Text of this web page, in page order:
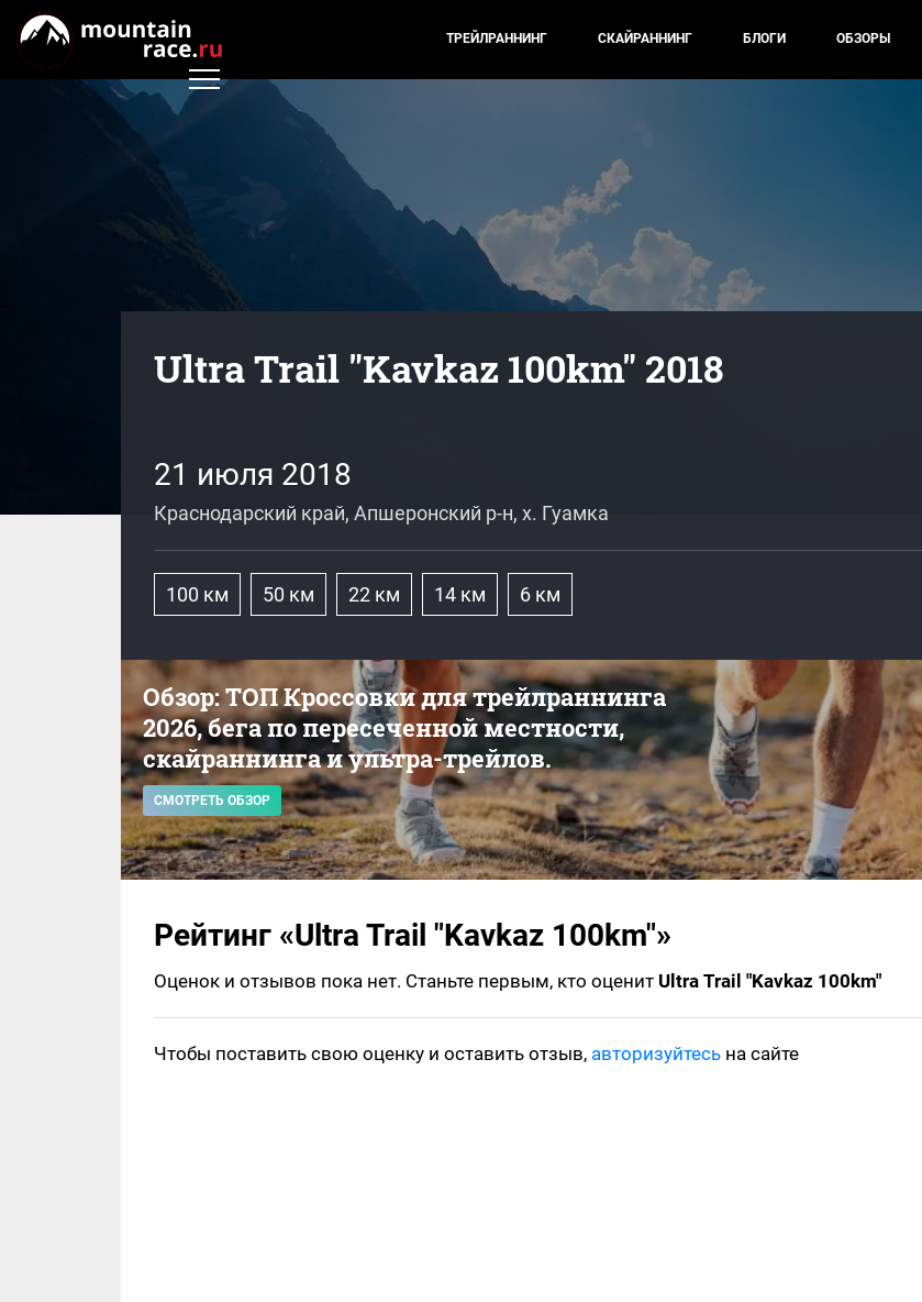
ТРЕЙЛРАННИНГ СКАЙРАННИНГ БЛОГИ ОБЗОРЫ
Ultra Trail "Kavkaz 100km" 2018
21 июля 2018
Краснодарский край, Апшеронский р-н, х. Гуамка
100 км 50 км 22 км 14 км 6 км
Обзор: ТОП Кроссовки для трейлраннинга
2026, бега по пересеченной местности,
скайраннинга и ультра-трейлов.
СМОТРЕТЬ ОБЗОР
Рейтинг «Ultra Trail "Kavkaz 100km"»
Оценок и отзывов пока нет. Станьте первым, кто оценит Ultra Trail "Kavkaz 100km"
Чтобы поставить свою оценку и оставить отзыв, авторизуйтесь на сайте